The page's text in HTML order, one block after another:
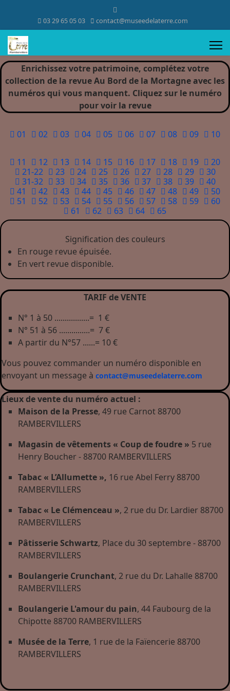
03 29 65 05 03 contact@museedelaterre.com
Enrichissez votre patrimoine, complétez votre
collection de la revue Au Bord de la Mortagne avec les
numéros qui vous manquent. Cliquez sur le numéro
pour voir la revue
01 02 03 04 05 06 07 08 09 10
11 12 13 14 15 16 17 18 19
20
21-22
23 24 25 26 27 28 29
30
31-32
33 34 35 36 37 38 39
40
41
42 43 44 45 46 47 48 49
50
51
52 53 54 55 56 57 58 59
60
61
62 63 64 65
Signification des couleurs
En rouge revue épuisée.
En vert revue disponible.
TARIF de VENTE
N° 1 à 50 .................= 1 €
N° 51 à 56 ...............= 7 €
A partir du N°57 ......= 10 €
Vous pouvez commander un numéro disponible en
envoyant un message à contact@museedelaterre.com
Lieux de vente du numéro actuel :
Maison de la Presse, 49 rue Carnot 88700
RAMBERVILLERS
Magasin de vêtements « Coup de foudre » 5 rue
Henry Boucher - 88700 RAMBERVILLERS
Tabac « L’Allumette », 16 rue Abel Ferry 88700
RAMBERVILLERS
Tabac « Le Clémenceau », 2 rue du Dr. Lardier 88700
RAMBERVILLERS
Pâtisserie Schwartz, Place du 30 septembre - 88700
RAMBERVILLERS
Boulangerie Crunchant, 2 rue du Dr. Lahalle 88700
RAMBERVILLERS
Boulangerie L'amour du pain, 44 Faubourg de la
Chipotte 88700 RAMBERVILLERS
Musée de la Terre, 1 rue de la Faïencerie 88700
RAMBERVILLERS